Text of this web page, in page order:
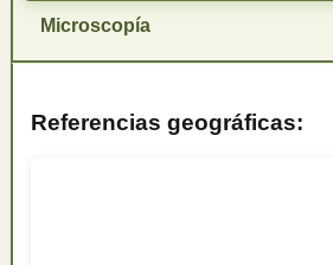
Microscopía
Referencias geográficas: